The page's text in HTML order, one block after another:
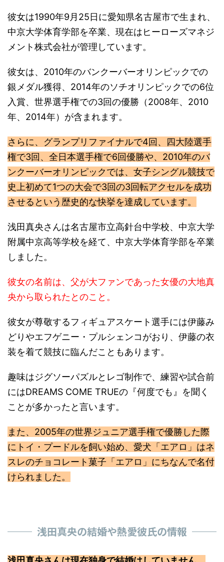
彼女は1990年9月25日に愛知県名古屋市で生まれ、
中京大学体育学部を卒業、現在はヒーローズマネジ
メント株式会社が管理しています。
彼女は、2010年のバンクーバーオリンピックでの
銀メダル獲得、2014年のソチオリンピックでの6位
入賞、世界選手権での3回の優勝（2008年、2010
年、2014年）が含まれます。
さらに、グランプリファイナルで4回、四大陸選手
権で3回、全日本選手権で6回優勝や、2010年のバ
ンクーバーオリンピックでは、女子シングル競技で
史上初めて1つの大会で3回の3回転アクセルを成功
させるという歴史的な快挙を達成しています。
浅田真央さんは名古屋市立高針台中学校、中京大学
附属中京高等学校を経て、中京大学体育学部を卒業
しました。
彼女の名前は、父が大ファンであった女優の大地真
央から取られたとのこと。
彼女が尊敬するフィギュアスケート選手には伊藤み
どりやエフゲニー・プルシェンコがおり、伊藤の衣
装を着て競技に臨んだこともあります。
趣味はジグソーパズルとレゴ制作で、練習や試合前
にはDREAMS COME TRUEの『何度でも』を聞く
ことが多かったと言います。
また、2005年の世界ジュニア選手権で優勝した際
にトイ・プードルを飼い始め、愛犬「エアロ」はネ
スレのチョコレート菓子「エアロ」にちなんで名付
けられました。
浅田真央の結婚や熱愛彼氏の情報